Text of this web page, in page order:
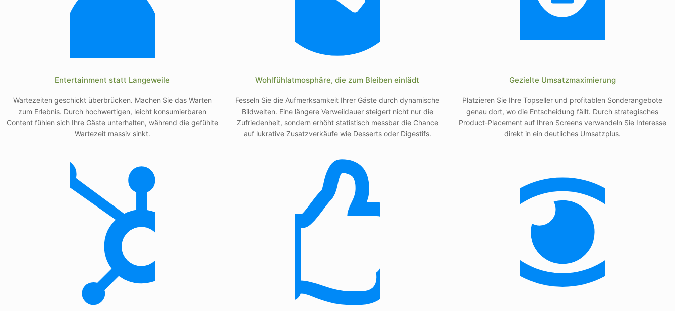
Entertainment statt Langeweile
Wartezeiten geschickt überbrücken. Machen Sie das Warten
zum Erlebnis. Durch hochwertigen, leicht konsumierbaren
Content fühlen sich Ihre Gäste unterhalten, während die gefühlte
Wartezeit massiv sinkt.
Wohlfühlatmosphäre, die zum Bleiben einlädt
Fesseln Sie die Aufmerksamkeit Ihrer Gäste durch dynamische
Bildwelten. Eine längere Verweildauer steigert nicht nur die
Zufriedenheit, sondern erhöht statistisch messbar die Chance
auf lukrative Zusatzverkäufe wie Desserts oder Digestifs.
Gezielte Umsatzmaximierung
Platzieren Sie Ihre Topseller und profitablen Sonderangebote
genau dort, wo die Entscheidung fällt. Durch strategisches
Product-Placement auf Ihren Screens verwandeln Sie Interesse
direkt in ein deutliches Umsatzplus.